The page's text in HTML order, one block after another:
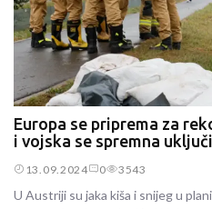
Europa se priprema za
i vojska se spremna
13.09.2024 0 3543
U Austriji su jaka kiša i snijeg u